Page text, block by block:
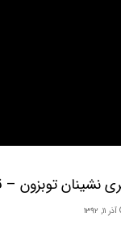
نشینان توبزون
آذر ۱۱, ۱۳۹۲